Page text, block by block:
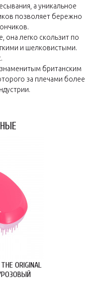
а уникальное
позволяет бережно
она легко скользит по
и шелковистыми.
знаменитым британским
за плечами более
ORIGINAL
РОЗОВЫЙ